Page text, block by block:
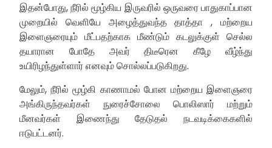
இதன்போது, நீரில் மூழ்கிய இருவரில் ஒருவரை பாதுகாப்பான
முறையில் வெளியே அழைத்துவந்த தாத்தா , மற்றைய
இளைஞரையும் மீட்பதற்காக மீண்டும் கடலுக்குள் செல்ல
தயாரான போதே அவர் திடீரென கீழே வீழ்ந்து
உயிரிழந்துள்ளார் எனவும் சொல்லப்படுகிறது.
மேலும், நீரில் மூழ்கி காணாமல் போன மற்றைய இளைஞரை
அங்கிருந்தவர்கள் நுரைச்சோலை பொலிஸார் மற்றும்
மீனவர்கள் இணைந்து தேடுதல் நடவடிக்கைகளில்
ஈடுபட்டனர்.